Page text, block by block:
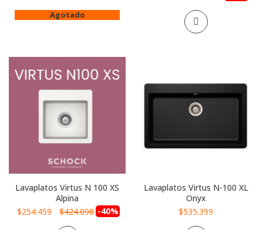
Agotado
Lavaplatos Virtus N 100 XS
Alpina
-40%
Precio
$254.459 $424.098
Lavaplatos Virtus N-100 XL
Onyx
$535.399